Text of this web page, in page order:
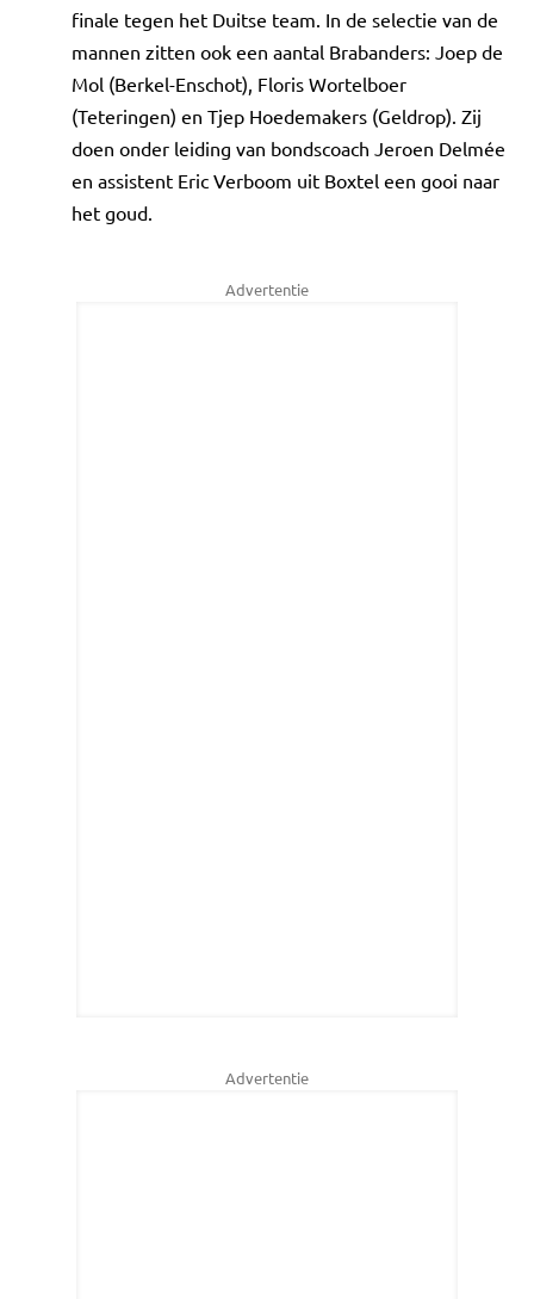
finale tegen het Duitse team. In de selectie van de
mannen zitten ook een aantal Brabanders: Joep de
Mol (Berkel-Enschot), Floris Wortelboer
(Teteringen) en Tjep Hoedemakers (Geldrop). Zij
doen onder leiding van bondscoach Jeroen Delmée
en assistent Eric Verboom uit Boxtel een gooi naar
het goud.
Advertentie
Advertentie